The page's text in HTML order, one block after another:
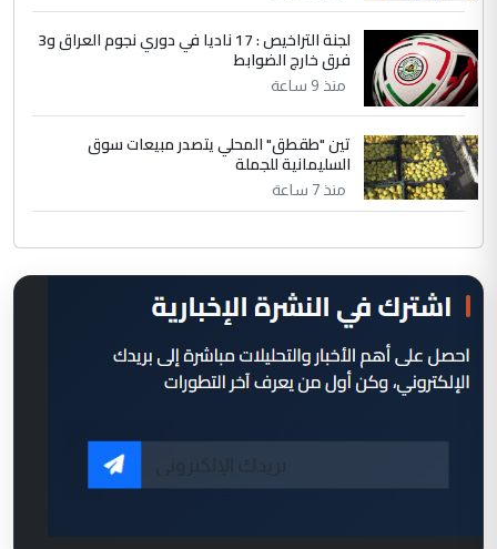
لجنة التراخيص : 17 ناديا في دوري نجوم العراق و3
فرق خارج الضوابط
منذ 9 ساعة
تين "طقطق" المحلي يتصدر مبيعات سوق
السليمانية للجملة
منذ 7 ساعة